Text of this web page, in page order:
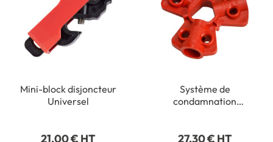
Mini-block disjoncteur
Universel
21,00 € HT
Système de
condamnation
27,30 € HT